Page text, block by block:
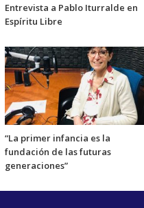
Entrevista a Pablo Iturralde en
Espíritu Libre
“La primer infancia es la
fundación de las futuras
generaciones”